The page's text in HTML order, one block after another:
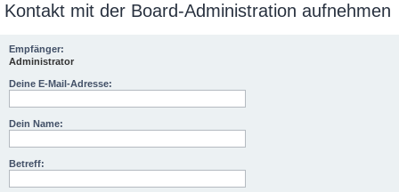
Kontakt mit der Board-Administration aufnehmen
Empfänger:
Administrator
Deine E-Mail-Adresse:
Dein Name:
Betreff: